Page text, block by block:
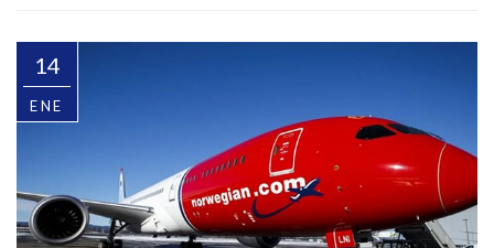
14
ENE